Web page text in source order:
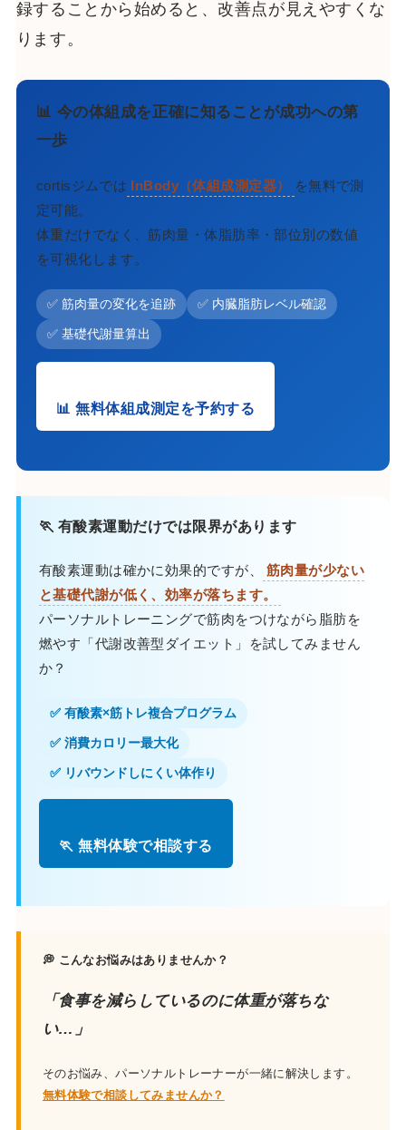
録することから始めると、改善点が見えやすくな
ります。
📊 今の体組成を正確に知ることが成功への第
一歩
cortisジムでは InBody（体組成測定器）
を無料で測
定可能。
体重だけでなく、筋肉量・体脂肪率・部位別の数値
を可視化します。
✅ 筋肉量の変化を追跡 ✅ 内臓脂肪レベル確認
✅ 基礎代謝量算出
📊 無料体組成測定を予約する
🏃 有酸素運動だけでは限界があります
有酸素運動は確かに効果的ですが、
筋肉量が少ない
と基礎代謝が低く、効率が落ちます。
パーソナルトレーニングで筋肉をつけながら脂肪を
燃やす「代謝改善型ダイエット」を試してみません
か？
✅ 有酸素×筋トレ複合プログラム
✅ 消費カロリー最大化
✅ リバウンドしにくい体作り
🏃 無料体験で相談する
💭 こんなお悩みはありませんか？
「食事を減らしているのに体重が落ちな
い…」
そのお悩み、パーソナルトレーナーが一緒に解決します。
無料体験で相談してみませんか？